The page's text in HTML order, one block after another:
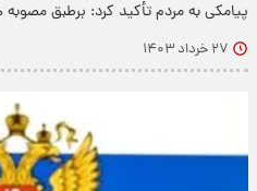
پیامکی به مردم تأکید کرد: برطبق
۲۷ خرداد ۱۴۰۳